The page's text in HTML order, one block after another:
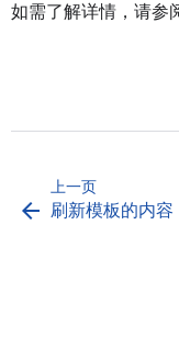
如需了解详情，请参
上一页
arrow_back 刷新模板的内容